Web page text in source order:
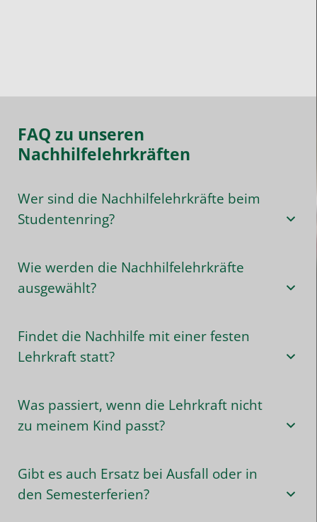
FAQ zu unseren
Nachhilfelehrkräften
Wer sind die Nachhilfelehrkräfte beim
Studentenring?
Wie werden die Nachhilfelehrkräfte
ausgewählt?
Findet die Nachhilfe mit einer festen
Lehrkraft statt?
Was passiert, wenn die Lehrkraft nicht
zu meinem Kind passt?
Gibt es auch Ersatz bei Ausfall oder in
den Semesterferien?